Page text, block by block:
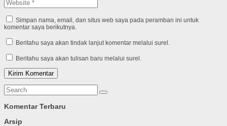
Simpan nama, email, dan situs web saya pada peramban ini untuk
komentar saya berikutnya.
Beritahu saya akan tindak lanjut komentar melalui surel.
Beritahu saya akan tulisan baru melalui surel.
Komentar Terbaru
Arsip